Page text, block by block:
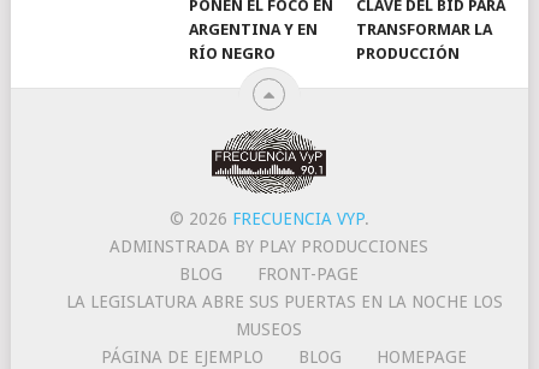
PONEN EL FOCO EN
ARGENTINA Y EN
RÍO NEGRO
CLAVE DEL BID PARA
TRANSFORMAR LA
PRODUCCIÓN
© 2026 FRECUENCIA VYP.
ADMINSTRADA BY PLAY PRODUCCIONES
BLOG
FRONT-PAGE
LA LEGISLATURA ABRE SUS PUERTAS EN LA NOCHE LOS
MUSEOS
PÁGINA DE EJEMPLO
BLOG HOMEPAGE